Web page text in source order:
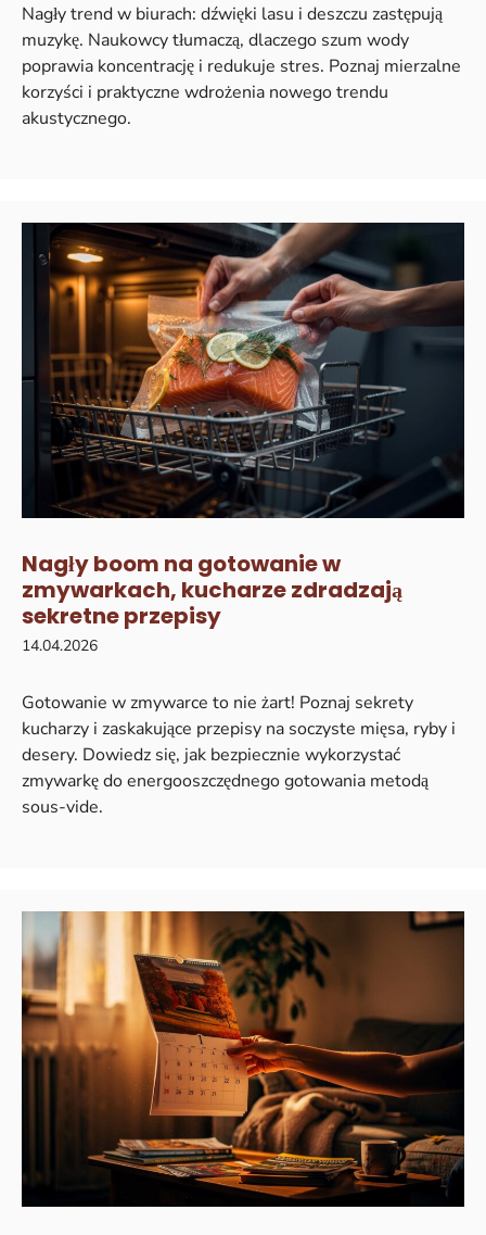
Nagły trend w biurach: dźwięki lasu i deszczu zastępują
muzykę. Naukowcy tłumaczą, dlaczego szum wody
poprawia koncentrację i redukuje stres. Poznaj mierzalne
korzyści i praktyczne wdrożenia nowego trendu
akustycznego.
Nagły boom na gotowanie w
zmywarkach, kucharze zdradzają
sekretne przepisy
14.04.2026
Gotowanie w zmywarce to nie żart! Poznaj sekrety
kucharzy i zaskakujące przepisy na soczyste mięsa, ryby i
desery. Dowiedz się, jak bezpiecznie wykorzystać
zmywarkę do energooszczędnego gotowania metodą
sous-vide.